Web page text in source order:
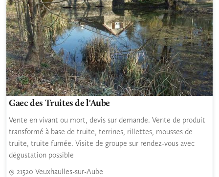
Gaec des Truites de l'Aube
Vente en vivant ou mort, devis sur demande. Vente de produit
transformé à base de truite, terrines, rillettes, mousses de
truite, truite fumée. Visite de groupe sur rendez-vous avec
dégustation possible
21520 Veuxhaulles-sur-Aube